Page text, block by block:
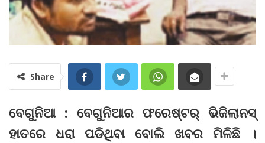
Share
ବେଗୁନିଆ : ବେଗୁନିଆର ଫରେଷ୍ଟର୍‌ ଭିଜିଲାନସ୍‌
ହାତରେ ଧରା ପଡିଥିବା ବୋଲି ଖବର ମିଳିଛି ।